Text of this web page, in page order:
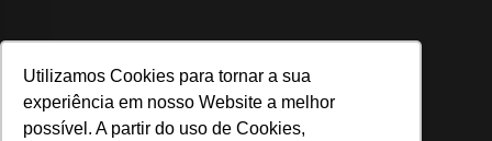
Utilizamos Cookies para tornar a sua
experiência em nosso Website a melhor
possível. A partir do uso de Cookies,